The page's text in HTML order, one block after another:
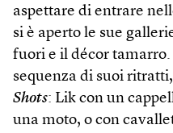
aspettare di entrare
si è aperto le sue
fuori e il décor tamarro.
sequenza di suoi
Shots: Lik con un
una moto, o con